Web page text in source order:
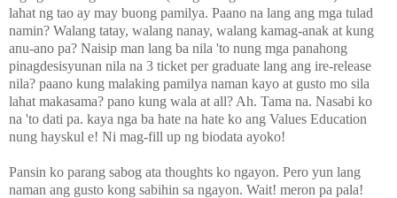
lahat ng tao ay may buong pamilya. Paano na lang ang mga tulad
namin? Walang tatay, walang nanay, walang kamag-anak at kung
anu-ano pa? Naisip man lang ba nila 'to nung mga panahong
pinagdesisyunan nila na 3 ticket per graduate lang ang ire-release
nila? paano kung malaking pamilya naman kayo at gusto mo sila
lahat makasama? pano kung wala at all? Ah. Tama na. Nasabi ko
na 'to dati pa. kaya nga ba hate na hate ko ang Values Education
nung hayskul e! Ni mag-fill up ng biodata ayoko!
Pansin ko parang sabog ata thoughts ko ngayon. Pero yun lang
naman ang gusto kong sabihin sa ngayon. Wait! meron pa pala!